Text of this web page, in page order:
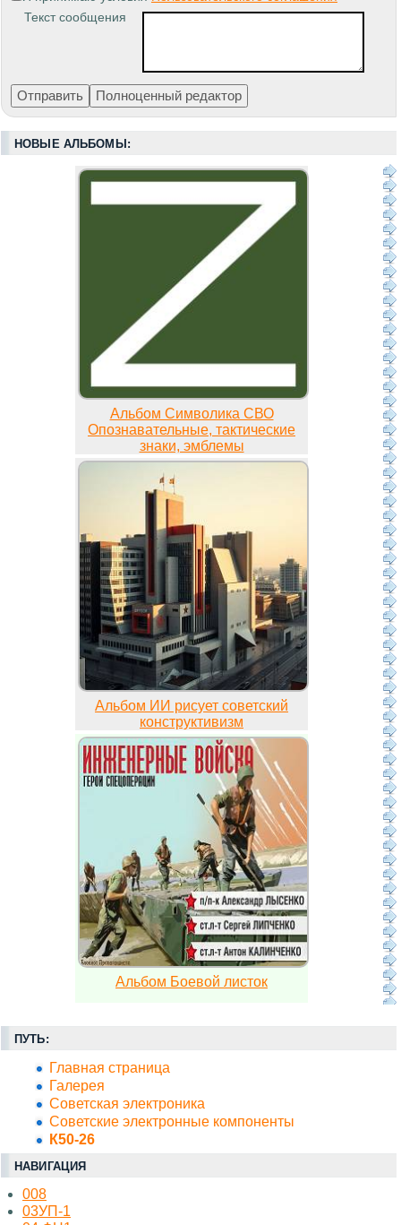
Текст сообщения
НОВЫЕ АЛЬБОМЫ:
Альбом Символика СВО
Опознавательные, тактические
знаки, эмблемы
Альбом ИИ рисует советский
конструктивизм
Альбом Боевой листок
ПУТЬ:
Главная страница
Галерея
Советская электроника
Советские электронные компоненты
К50-26
НАВИГАЦИЯ
008
03УП-1